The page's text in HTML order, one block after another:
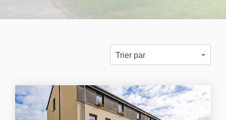
Trier par